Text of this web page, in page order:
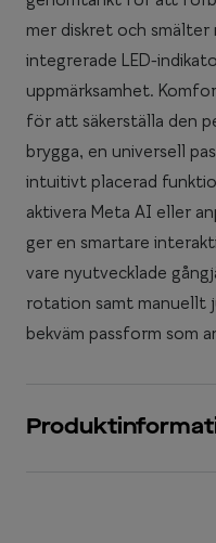
mer diskret och
integrerade LED-
uppmärksamhet.
för att säkerställa den
brygga, en universell
intuitivt placerad
aktivera Meta AI eller
ger en smartare
vare nyutvecklade
rotation samt manuellt
bekväm passform som